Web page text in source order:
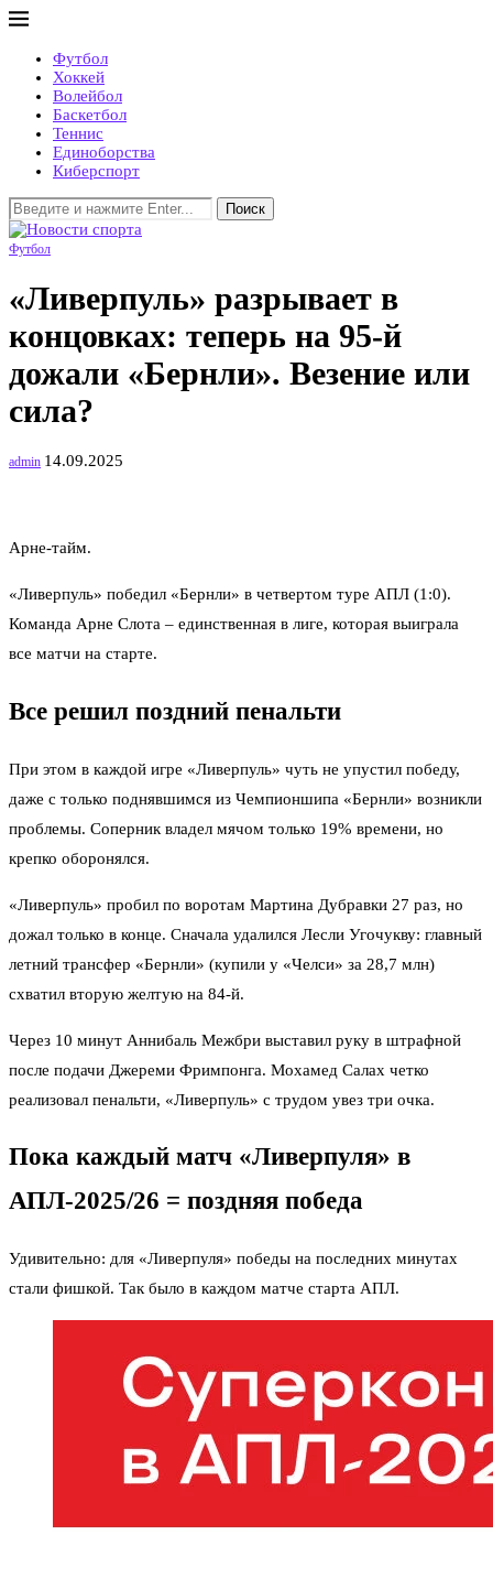
Футбол
Хоккей
Волейбол
Баскетбол
Теннис
Единоборства
Киберспорт
Поиск
Футбол
«Ливерпуль» разрывает в
концовках: теперь на 95-й
дожали «Бернли». Везение или
сила?
admin 14.09.2025
Арне-тайм.
«Ливерпуль» победил «Бернли» в четвертом туре АПЛ (1:0).
Команда Арне Слота – единственная в лиге, которая выиграла
все матчи на старте.
Все решил поздний пенальти
При этом в каждой игре «Ливерпуль» чуть не упустил победу,
даже с только поднявшимся из Чемпионшипа «Бернли» возникли
проблемы. Соперник владел мячом только 19% времени, но
крепко оборонялся.
«Ливерпуль» пробил по воротам Мартина Дубравки 27 раз, но
дожал только в конце. Сначала удалился Лесли Угочукву: главный
летний трансфер «Бернли» (купили у «Челси» за 28,7 млн)
схватил вторую желтую на 84-й.
Через 10 минут Аннибаль Межбри выставил руку в штрафной
после подачи Джереми Фримпонга. Мохамед Салах четко
реализовал пенальти, «Ливерпуль» с трудом увез три очка.
Пока каждый матч «Ливерпуля» в
АПЛ-2025/26 = поздняя победа
Удивительно: для «Ливерпуля» победы на последних минутах
стали фишкой. Так было в каждом матче старта АПЛ.